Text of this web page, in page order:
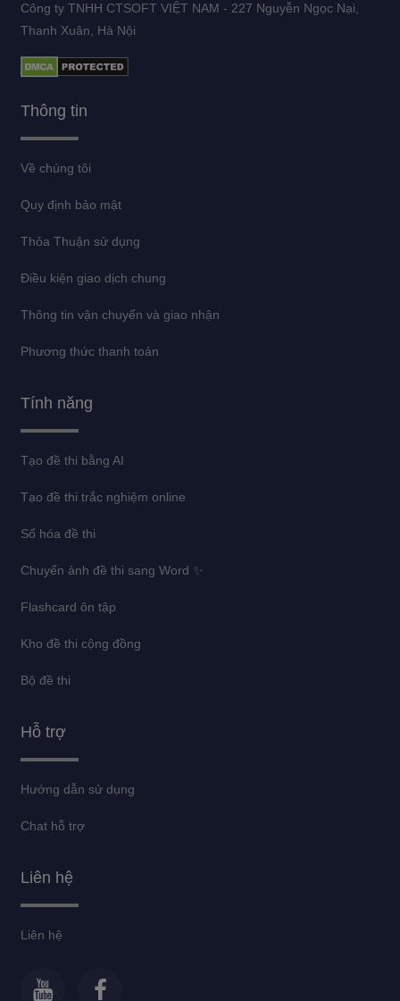
Công ty TNHH CTSOFT VIỆT NAM - 227 Nguyễn Ngọc Nại,
Thanh Xuân, Hà Nội
Thông tin
Về chúng tôi
Quy định bảo mật
Thỏa Thuận sử dụng
Điều kiện giao dịch chung
Thông tin vận chuyển và giao nhận
Phương thức thanh toán
Tính năng
Tạo đề thi bằng AI
Tạo đề thi trắc nghiệm online
Số hóa đề thi
Chuyển ảnh đề thi sang Word ✨
Flashcard ôn tập
Kho đề thi cộng đồng
Bộ đề thi
Hỗ trợ
Hướng dẫn sử dụng
Chat hỗ trợ
Liên hệ
Liên hệ